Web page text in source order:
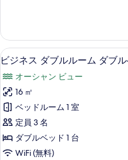
を
表
示
す
る
用)
の
す
べ
て
の
写
真
を
ー
ム
(1
様
利
用)
の
詳
細
ビ
ネ
ス
ダ
ブ
ル
11
ビジネス ダブルルーム ダブ
オーシャン ビュー
16 ㎡
ベッドルーム 1 室
定員 3 名
ダブルベッド 1 台
WiFi (無料)